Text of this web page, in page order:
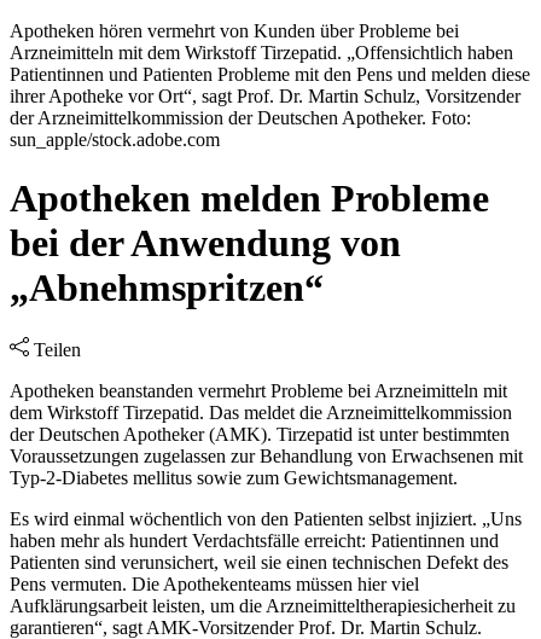
Apotheken hören vermehrt von Kunden über Probleme bei
Arzneimitteln mit dem Wirkstoff Tirzepatid. „Offensichtlich haben
Patientinnen und Patienten Probleme mit den Pens und melden diese
ihrer Apotheke vor Ort“, sagt Prof. Dr. Martin Schulz, Vorsitzender
der Arzneimittelkommission der Deutschen Apotheker. Foto:
sun_apple/stock.adobe.com
Apotheken melden Probleme
bei der Anwendung von
„Abnehmspritzen“
Teilen
Apotheken beanstanden vermehrt Probleme bei Arzneimitteln mit
dem Wirkstoff Tirzepatid. Das meldet die Arzneimittelkommission
der Deutschen Apotheker (AMK). Tirzepatid ist unter bestimmten
Voraussetzungen zugelassen zur Behandlung von Erwachsenen mit
Typ-2-Diabetes mellitus sowie zum Gewichtsmanagement.
Es wird einmal wöchentlich von den Patienten selbst injiziert. „Uns
haben mehr als hundert Verdachtsfälle erreicht: Patientinnen und
Patienten sind verunsichert, weil sie einen technischen Defekt des
Pens vermuten. Die Apothekenteams müssen hier viel
Aufklärungsarbeit leisten, um die Arzneimitteltherapiesicherheit zu
garantieren“, sagt AMK-Vorsitzender Prof. Dr. Martin Schulz.